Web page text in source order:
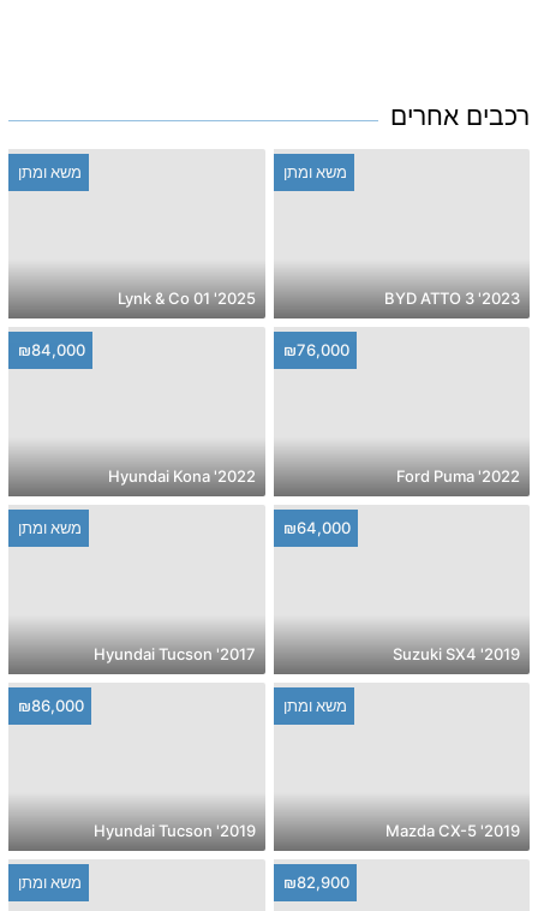
רכבים אחרים
משא ומתן
2023' BYD ATTO 3
משא ומתן
2025' Lynk & Co 01
₪76,000
2022' Ford Puma
₪84,000
2022' Hyundai Kona
₪64,000
2019' Suzuki SX4
משא ומתן
2017' Hyundai Tucson
משא ומתן
2019' Mazda CX-5
₪86,000
2019' Hyundai Tucson
₪82,900 משא ומתן